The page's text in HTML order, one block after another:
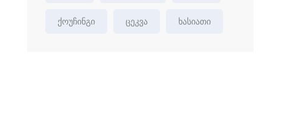
ქოუჩინგი ცეკვა ხასიათი